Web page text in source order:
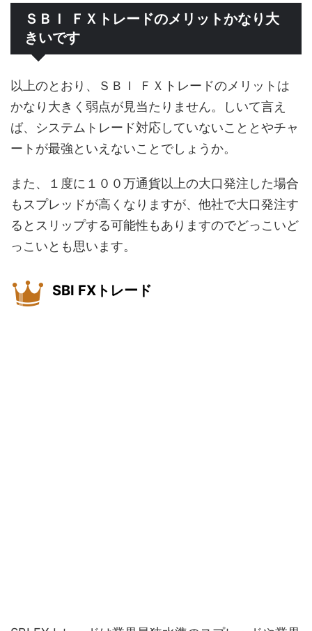
ＳＢＩ ＦＸトレードのメリットかなり大
きいです
以上のとおり、ＳＢＩ ＦＸトレードのメリットは
かなり大きく弱点が見当たりません。しいて言え
ば、システムトレード対応していないこととやチャ
ートが最強といえないことでしょうか。
また、１度に１００万通貨以上の大口発注した場合
もスプレッドが高くなりますが、他社で大口発注す
るとスリップする可能性もありますのでどっこいど
っこいとも思います。
SBI FXトレード